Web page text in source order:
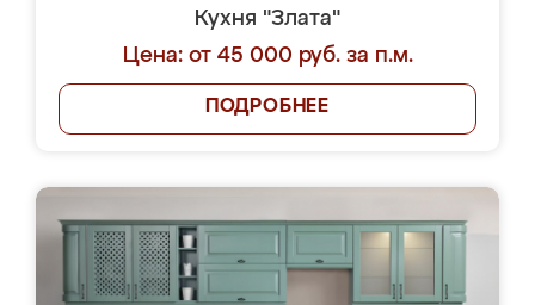
Кухня "Злата"
Цена: от 45 000 руб. за п.м.
ПОДРОБНЕЕ